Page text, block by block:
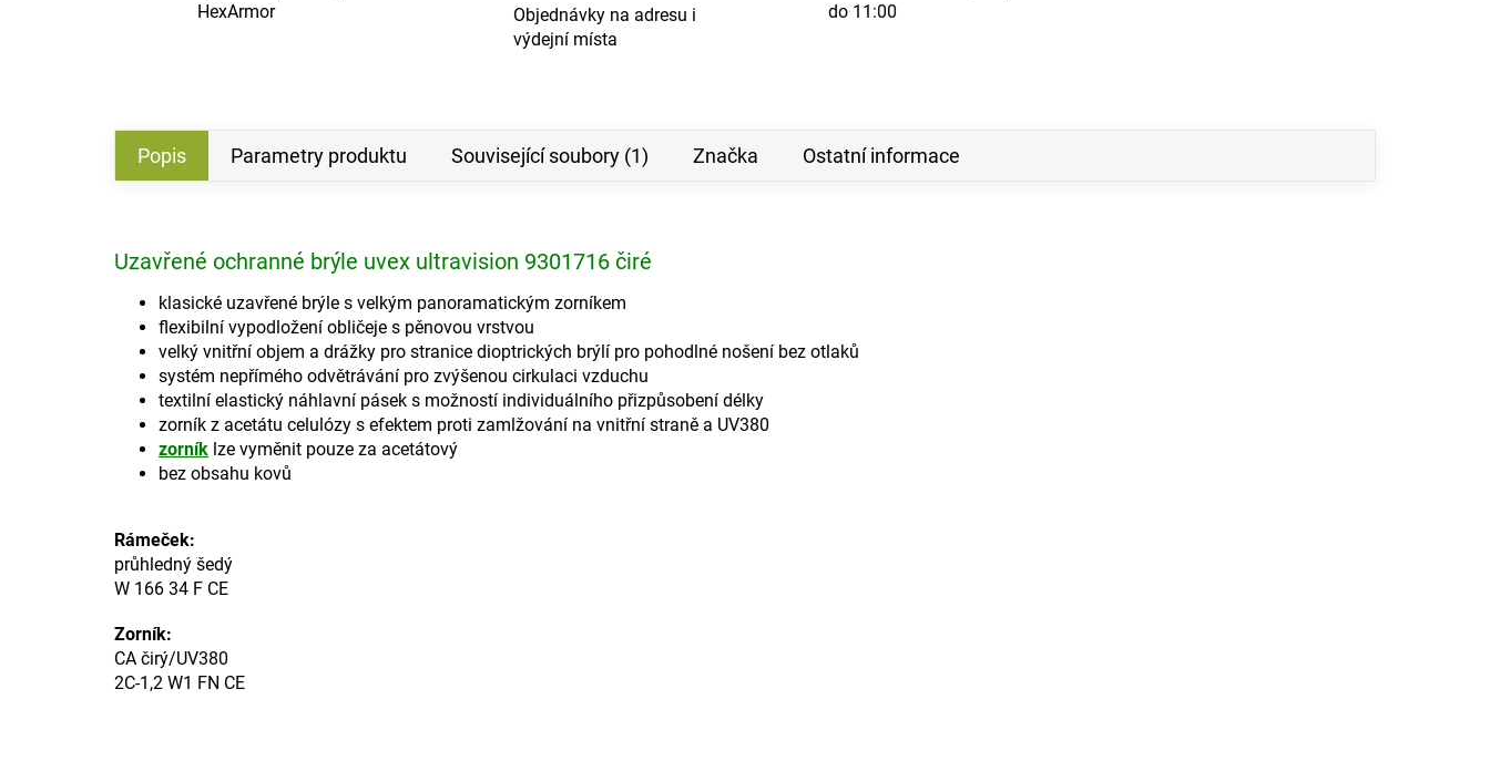
HexArmor
Objednávky na adresu i
výdejní místa
do 11:00
Popis Parametry produktu Související soubory (1) Značka Ostatní informace
Uzavřené ochranné brýle uvex ultravision 9301716 čiré
klasické uzavřené brýle s velkým panoramatickým zorníkem
flexibilní vypodložení obličeje s pěnovou vrstvou
velký vnitřní objem a drážky pro stranice dioptrických brýlí pro pohodlné nošení bez otlaků
systém nepřímého odvětrávání pro zvýšenou cirkulaci vzduchu
textilní elastický náhlavní pásek s možností individuálního přizpůsobení délky
zorník z acetátu celulózy s efektem proti zamlžování na vnitřní straně a UV380
zorník lze vyměnit pouze za acetátový
bez obsahu kovů
Rámeček:
průhledný šedý
W 166 34 F CE
Zorník:
CA čirý/UV380
2C-1,2 W1 FN CE